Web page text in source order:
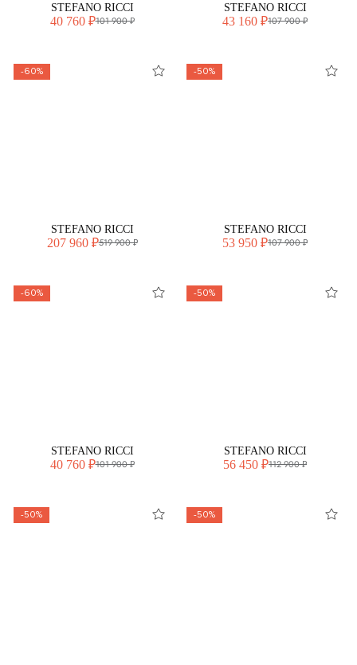
STEFANO RICCI
40 760 ₽101 900 ₽
STEFANO RICCI
43 160 ₽107 900 ₽
-60%
STEFANO RICCI
207 960 ₽519 900 ₽
-50%
STEFANO RICCI
53 950 ₽107 900 ₽
-60%
STEFANO RICCI
40 760 ₽101 900 ₽
-50%
STEFANO RICCI
56 450 ₽112 900 ₽
-50% -50%